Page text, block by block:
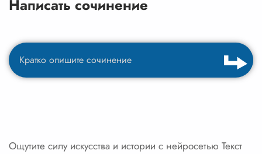
Написать сочинение
Ощутите силу искусства и истории с нейросетью Текст